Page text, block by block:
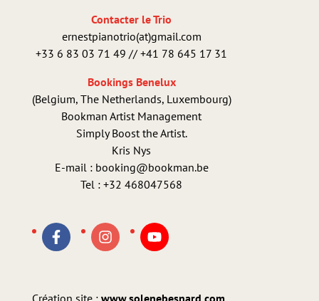
Contacter le Trio
ernestpianotrio(at)gmail.com
+33 6 83 03 71 49 // +41 78 645 17 31
Bookings Benelux
(Belgium, The Netherlands, Luxembourg)
Bookman Artist Management
Simply Boost the Artist.
Kris Nys
E-mail : booking@bookman.be
Tel : +32 468047568
Création site : www.solenebesnard.com